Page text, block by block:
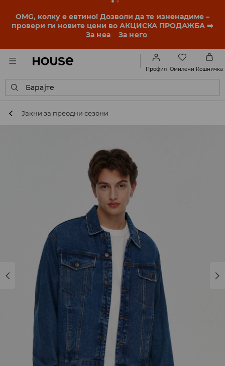
OMG, колку е евтино! Дозволи да те изненадиме –
провери ги новите цени во АКЦИСКА ПРОДАЖБА ➡️
За неа
За него
Профил Омилени Кошничка
Барајте
Јакни за преодни сезони